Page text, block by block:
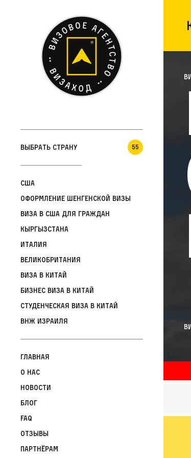
Выбрать страну 55
США
Оформление шенгенской визы
Виза в США для граждан
Кыргызстана
Италия
Великобритания
Виза в Китай
Бизнес виза в Китай
Студенческая виза в Китай
ВНЖ Израиля
Главная
О нас
Новости
Блог
FAQ
Отзывы
Партнёрам